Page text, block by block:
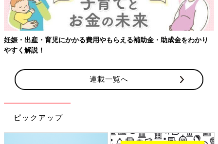
【ワクチン接種できるものも】妊婦の感染症対策、知っておいて！
連載一覧へ
ピックアップ